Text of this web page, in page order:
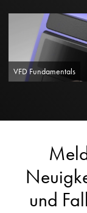
VFD Fundamentals
und